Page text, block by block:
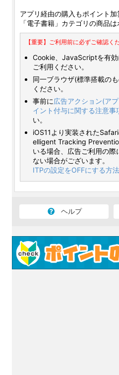
アプリ経由の購入もポイント加
「電子書籍」カテゴリの商品
【重要】ご利用前に必ずご確認く
Cookie、JavaScriptを有
ご利用ください。
同一ブラウザ(標準搭載の
ください。
事前に広告アクション(ア
イント付与に関する注意事
い。
iOS11より実装された
elligent Tracking
いる場合、広告ご利用の際
ない場合がございます。
ITPの設定をOFFにする方
ヘルプ